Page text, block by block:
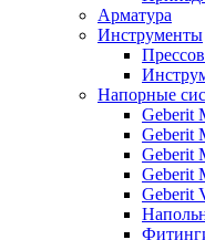
Арматура
Инструменты
Напорные
Geberit
Geberit
Geberit
Geberit
Geberit